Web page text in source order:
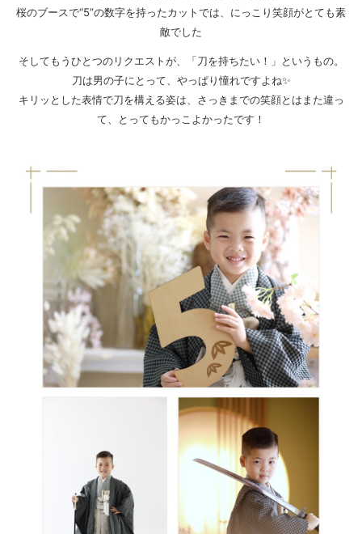
桜のブースで“5”の数字を持ったカットでは、にっこり笑顔がとても素
敵でした
そしてもうひとつのリクエストが、「刀を持ちたい！」というもの。
刀は男の子にとって、やっぱり憧れですよね✨
キリッとした表情で刀を構える姿は、さっきまでの笑顔とはまた違っ
て、とってもかっこよかったです！